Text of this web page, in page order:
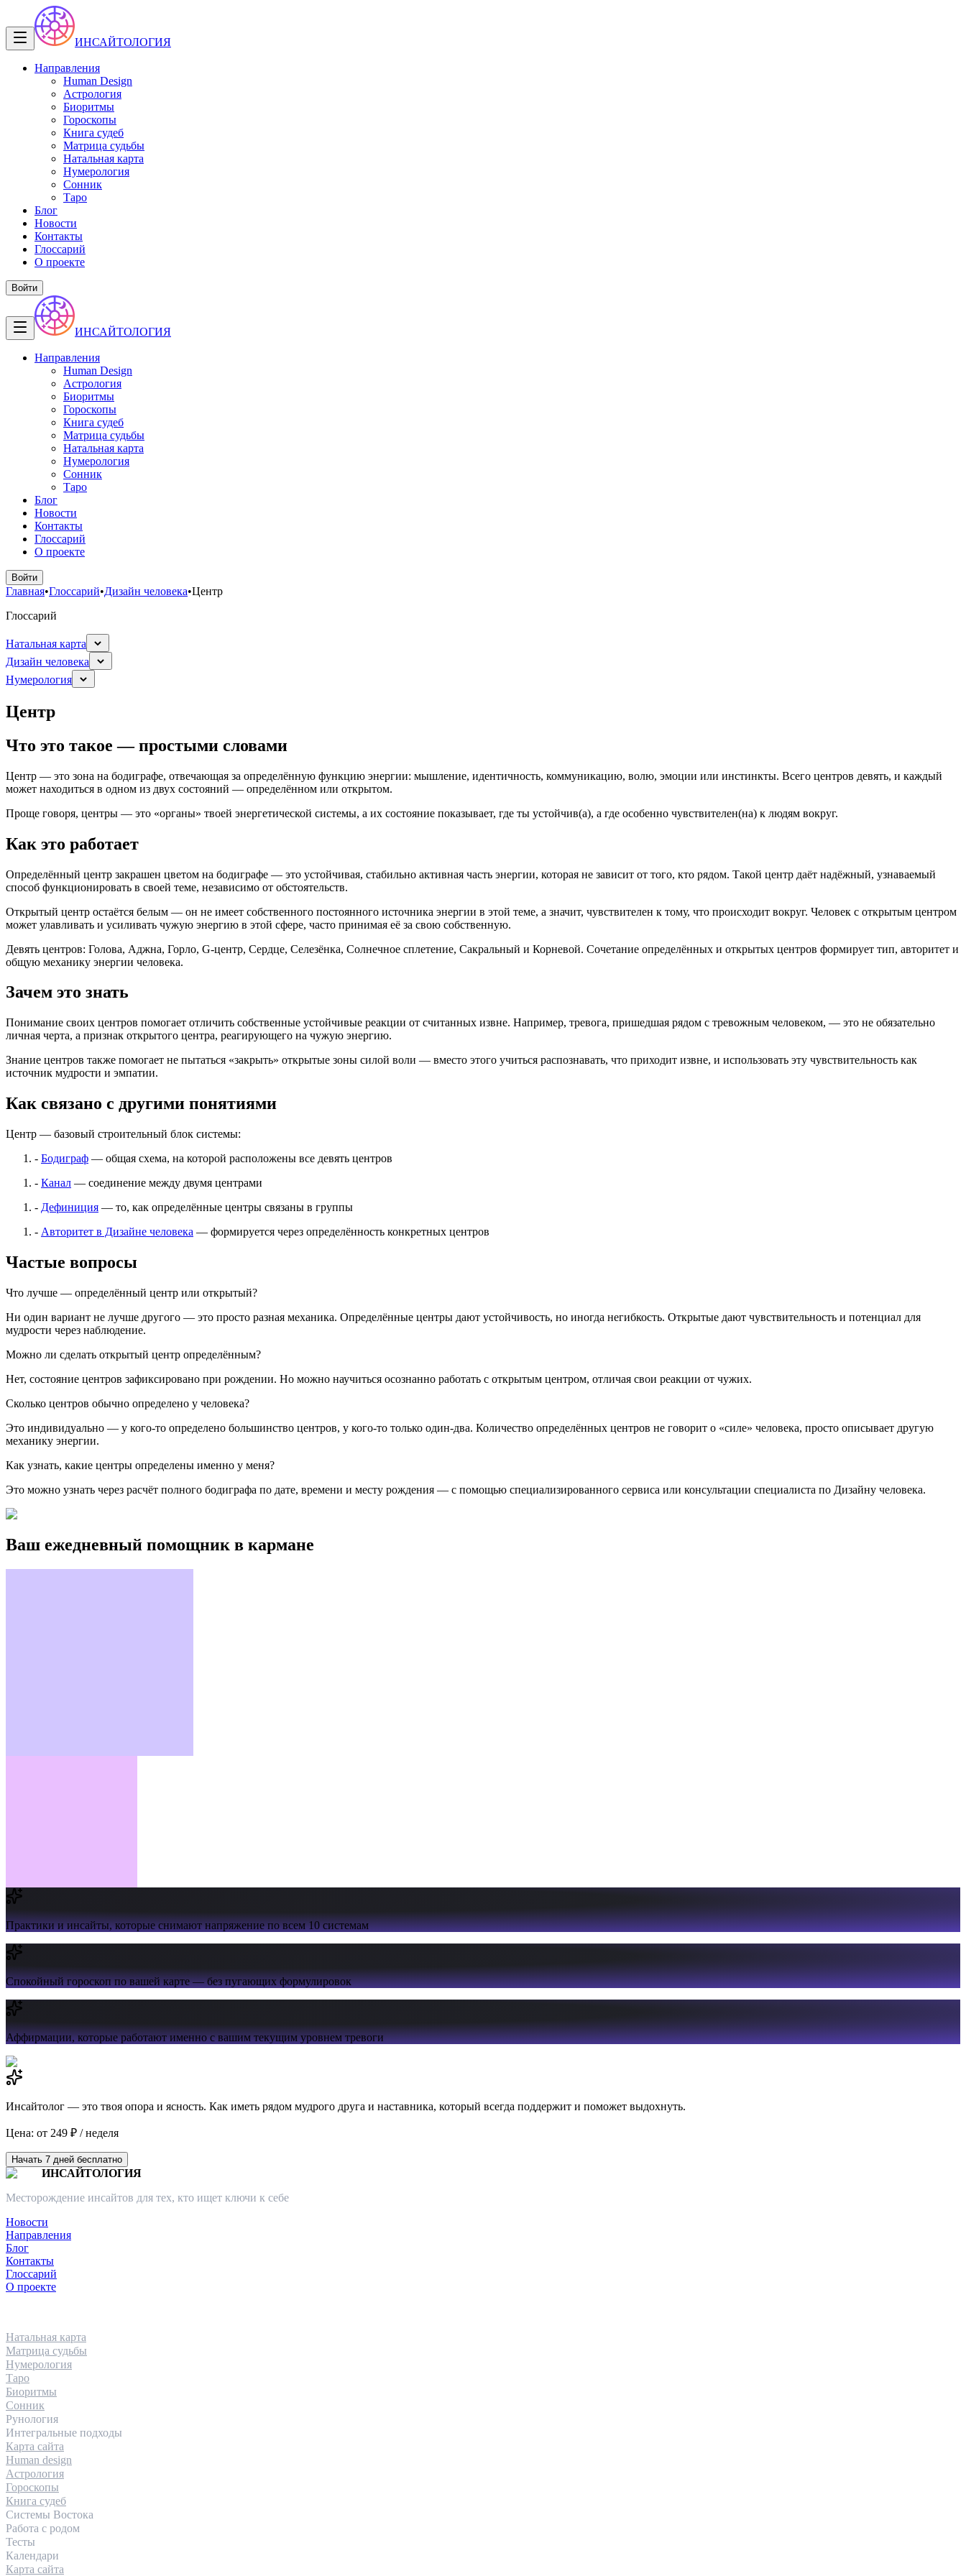
ИНСАЙТОЛОГИЯ
Направления
Human Design
Астрология
Биоритмы
Гороскопы
Книга судеб
Матрица судьбы
Натальная карта
Нумерология
Сонник
Таро
Блог
Новости
Контакты
Глоссарий
О проекте
Войти
ИНСАЙТОЛОГИЯ
Направления
Human Design
Астрология
Биоритмы
Гороскопы
Книга судеб
Матрица судьбы
Натальная карта
Нумерология
Сонник
Таро
Блог
Новости
Контакты
Глоссарий
О проекте
Войти
Главная•Глоссарий•Дизайн человека•Центр
Глоссарий
Натальная карта
Дизайн человека
Нумерология
Центр
Что это такое — простыми словами
Центр — это зона на бодиграфе, отвечающая за определённую функцию энергии: мышление, идентичность, коммуникацию, волю, эмоции или инстинкты. Всего центров девять, и каждый
может находиться в одном из двух состояний — определённом или открытом.
Проще говоря, центры — это «органы» твоей энергетической системы, а их состояние показывает, где ты устойчив(а), а где особенно чувствителен(на) к людям вокруг.
Как это работает
Определённый центр закрашен цветом на бодиграфе — это устойчивая, стабильно активная часть энергии, которая не зависит от того, кто рядом. Такой центр даёт надёжный, узнаваемый
способ функционировать в своей теме, независимо от обстоятельств.
Открытый центр остаётся белым — он не имеет собственного постоянного источника энергии в этой теме, а значит, чувствителен к тому, что происходит вокруг. Человек с открытым центром
может улавливать и усиливать чужую энергию в этой сфере, часто принимая её за свою собственную.
Девять центров: Голова, Аджна, Горло, G-центр, Сердце, Селезёнка, Солнечное сплетение, Сакральный и Корневой. Сочетание определённых и открытых центров формирует тип, авторитет и
общую механику энергии человека.
Зачем это знать
Понимание своих центров помогает отличить собственные устойчивые реакции от считанных извне. Например, тревога, пришедшая рядом с тревожным человеком, — это не обязательно
личная черта, а признак открытого центра, реагирующего на чужую энергию.
Знание центров также помогает не пытаться «закрыть» открытые зоны силой воли — вместо этого учиться распознавать, что приходит извне, и использовать эту чувствительность как
источник мудрости и эмпатии.
Как связано с другими понятиями
Центр — базовый строительный блок системы:
- Бодиграф — общая схема, на которой расположены все девять центров
- Канал — соединение между двумя центрами
- Дефиниция — то, как определённые центры связаны в группы
- Авторитет в Дизайне человека — формируется через определённость конкретных центров
Частые вопросы
Что лучше — определённый центр или открытый?
Ни один вариант не лучше другого — это просто разная механика. Определённые центры дают устойчивость, но иногда негибкость. Открытые дают чувствительность и потенциал для
мудрости через наблюдение.
Можно ли сделать открытый центр определённым?
Нет, состояние центров зафиксировано при рождении. Но можно научиться осознанно работать с открытым центром, отличая свои реакции от чужих.
Сколько центров обычно определено у человека?
Это индивидуально — у кого-то определено большинство центров, у кого-то только один-два. Количество определённых центров не говорит о «силе» человека, просто описывает другую
механику энергии.
Как узнать, какие центры определены именно у меня?
Это можно узнать через расчёт полного бодиграфа по дате, времени и месту рождения — с помощью специализированного сервиса или консультации специалиста по Дизайну человека.
Ваш ежедневный помощник в кармане
Практики и инсайты,которые снимают напряжение по всем 10 системам
Спокойный гороскоппо вашей карте — без пугающих формулировок
Аффирмации,которые работают именно с вашим текущим уровнем тревоги
Инсайтолог — это твоя опора и ясность. Как иметь рядом мудрого друга и наставника, который всегда поддержит и поможет выдохнуть.
Цена: от 249 ₽ / неделя
Начать 7 дней бесплатно
ИНСАЙТОЛОГИЯ
Месторождение инсайтов для тех, кто ищет ключи к себе
Новости
Направления
Блог
Контакты
Глоссарий
О проекте
Натальная карта
Матрица судьбы
Нумерология
Таро
Биоритмы
Сонник
Рунология
Интегральные подходы
Карта сайта
Human design
Астрология
Гороскопы
Книга судеб
Системы Востока
Работа с родом
Тесты
Календари
Карта сайта